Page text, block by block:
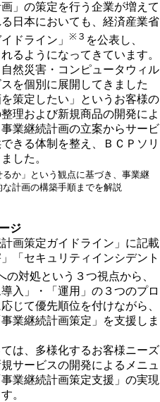
」の策定を行う企業が増えて
日本においても、経済産業省
ドライン」 ※３ を公表し、
るようになってきています。
然災害・コンピュータウィル
を個別に展開してきました
策定したい」というお客様の
理および新規商品の開発によ
業継続計画の立案からサービ
きる体制を整え、ＢＣＰソリ
した。
か」という観点に基づき、事業継
計画の構築手順までを解説
ジ
画策定ガイドライン」に記載
「セキュリティインシデント
の対処という３つ視点から、
入」・「運用」の３つのプロ
じて優先順位を付けながら、
業継続計画策定」を支援しま
は、多様化するお客様ニーズ
サービスの開発によるメニュ
業継続計画策定支援」の実現
。